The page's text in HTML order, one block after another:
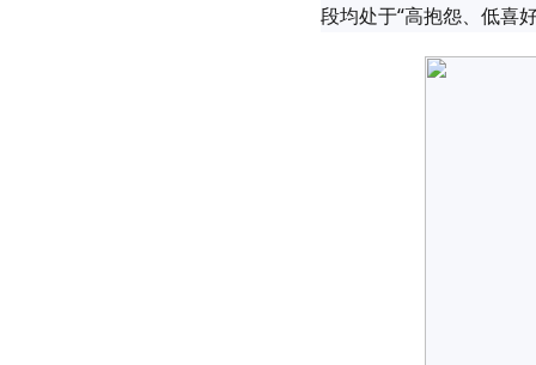
段均处于“高抱怨、低喜